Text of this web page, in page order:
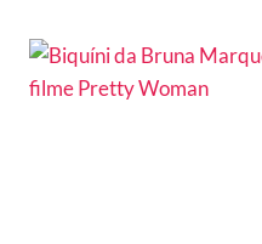
VEJAS
MAIORES